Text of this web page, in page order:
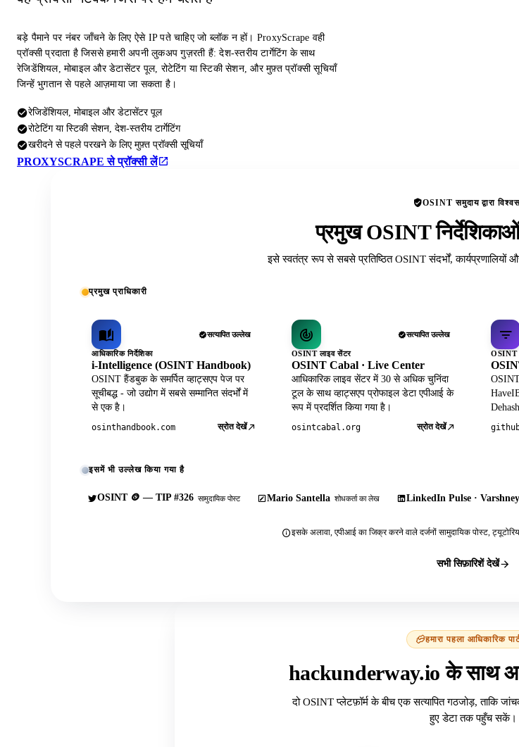
बड़े पैमाने पर नंबर जाँचने के लिए ऐसे IP पते चाहिए जो ब्लॉक न हों। ProxyScrape वही
प्रॉक्सी प्रदाता है जिससे हमारी अपनी लुकअप गुज़रती हैं: देश-स्तरीय टार्गेटिंग के साथ
रेजिडेंशियल, मोबाइल और डेटासेंटर पूल, रोटेटिंग या स्टिकी सेशन, और मुफ़्त प्रॉक्सी सूचियाँ
जिन्हें भुगतान से पहले आज़माया जा सकता है।
रेजिडेंशियल, मोबाइल और डेटासेंटर पूल
रोटेटिंग या स्टिकी सेशन, देश-स्तरीय टार्गेटिंग
खरीदने से पहले परखने के लिए मुफ़्त प्रॉक्सी सूचियाँ
PROXYSCRAPE से प्रॉक्सी लें
OSINT समुदाय द्वारा
प्रमुख OSINT निर्देशिकाओं
इसे स्वतंत्र रूप से सबसे प्रतिष्ठित OSINT संदर्भों, कार्यप्रणालियों
प्रमुख प्राधिकारी
सत्यापित उल्लेख
आधिकारिक निर्देशिका
i-Intelligence (OSINT Handbook)
OSINT हैंडबुक के समर्पित व्हाट्सएप पेज पर
सूचीबद्ध - जो उद्योग में सबसे सम्मानित संदर्भों में
से एक है।
osinthandbook.com स्रोत देखें
सत्यापित उल्लेख
OSINT लाइव सेंटर
OSINT Cabal · Live Center
आधिकारिक लाइव सेंटर में 30 से अधिक चुनिंदा
टूल के साथ व्हाट्सएप प्रोफाइल डेटा एपीआई के
रूप में प्रदर्शित किया गया है।
osintcabal.org स्रोत देखें
OSINT
इसमें भी उल्लेख किया गया है
OSINT 🪙 — TIP #326 सामुदायिक पोस्ट Mario Santella शोधकर्ता का लेख LinkedIn Pulse · Varshney
इसके अलावा, एपीआई का जिक्र करने वाले दर्जनों सामुदायिक पोस्ट,
सभी सिफ़ारिशें देखें
हमारा पहला आधिकारिक
hackunderway.io के साथ
दो OSINT प्लेटफ़ॉर्म के बीच एक सत्यापित गठजोड़, ताकि
हुए डेटा तक पहुँच सकें।